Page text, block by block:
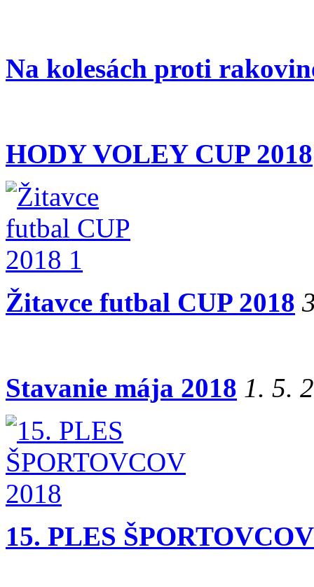
Na kolesách proti
HODY VOLEY CUP 2018
Žitavce futbal CUP 2018
Stavanie mája 2018 1. 5.
15. PLES